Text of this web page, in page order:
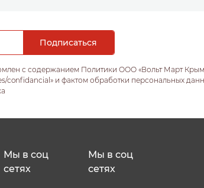
с содержанием Политики ООО «Вольт Март
confidancial» и фактом обработки персональных
Мы в соц
сетях
Мы в соц
сетях